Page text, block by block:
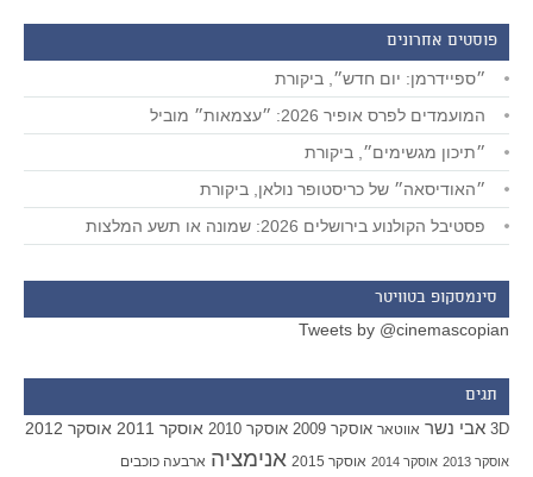
פוסטים אחרונים
״ספיידרמן: יום חדש״, ביקורת
המועמדים לפרס אופיר 2026: ״עצמאות״ מוביל
״תיכון מגשימים״, ביקורת
״האודיסאה״ של כריסטופר נולאן, ביקורת
פסטיבל הקולנוע בירושלים 2026: שמונה או תשע המלצות
סינמסקופ בטוויטר
Tweets by @cinemascopian
תגים
3D אבי נשר אווטאר אוסקר 2009 אוסקר 2010 אוסקר 2011 אוסקר 2012
אוסקר 2013 אוסקר 2014 אוסקר 2015 אנימציה ארבעה כוכבים